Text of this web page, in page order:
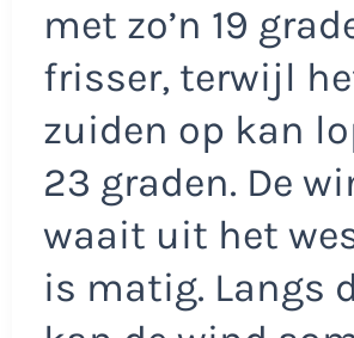
met zo’n 19
frisser, terwijl
zuiden op kan
23 graden. De
waait uit het
is matig. Langs